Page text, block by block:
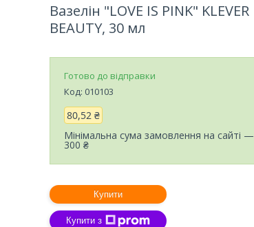
Вазелін "LOVE IS PINK" KLEVER
BEAUTY, 30 мл
Готово до відправки
Код: 010103
80,52 ₴
Мінімальна сума замовлення на сайті —
300 ₴
Купити
Купити з